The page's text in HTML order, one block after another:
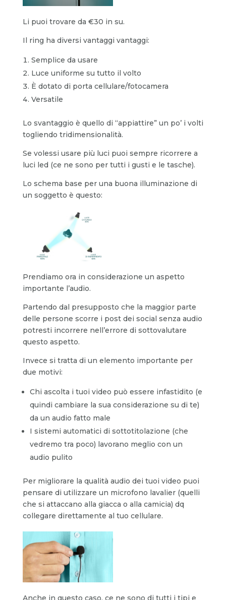
Li puoi trovare da €30 in su.
Il ring ha diversi vantaggi vantaggi:
Semplice da usare
Luce uniforme su tutto il volto
È dotato di porta cellulare/fotocamera
Versatile
Lo svantaggio è quello di “appiattire” un po’ i volti
togliendo tridimensionalità.
Se volessi usare più luci puoi sempre ricorrere a
luci led (ce ne sono per tutti i gusti e le tasche).
Lo schema base per una buona illuminazione di
un soggetto è questo:
Prendiamo ora in considerazione un aspetto
importante l’audio.
Partendo dal presupposto che la maggior parte
delle persone scorre i post dei social senza audio
potresti incorrere nell’errore di sottovalutare
questo aspetto.
Invece si tratta di un elemento importante per
due motivi:
Chi ascolta i tuoi video può essere infastidito (e
quindi cambiare la sua considerazione su di te)
da un audio fatto male
I sistemi automatici di sottotitolazione (che
vedremo tra poco) lavorano meglio con un
audio pulito
Per migliorare la qualità audio dei tuoi video puoi
pensare di utilizzare un microfono lavalier (quelli
che si attaccano alla giacca o alla camicia) dq
collegare direttamente al tuo cellulare.
Anche in questo caso, ce ne sono di tutti i tipi e